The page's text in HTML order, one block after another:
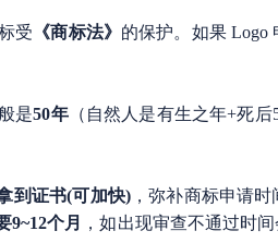
受 《商标法》 的保护。如果 Logo
是50年（自然人是有生之年+死
到证书(可加快)，弥补商标申请时
9~12个月
，如出现审查不通过时